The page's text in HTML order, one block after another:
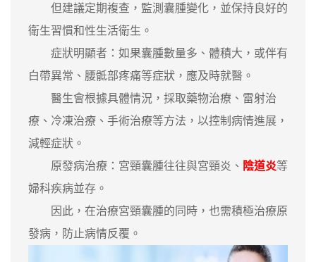
但建議定期複查，監測囊腫變化，並保持良好的
衛生習慣和性生活衛生。
症狀明顯者‌：如果囊腫數量多、體積大，或伴有
白帶異常、腰骶部疼痛等症狀，應及時就醫。
醫生會根據具體情況，採取藥物治療、雷射治
療、冷凍治療、手術治療等方法，以控制病情進展，
減輕症狀。
‌原發病治療‌：宮頸囊腫往往與宮頸炎、 陰道炎等
婦科疾病並存。
因此，在治療宮頸囊腫的同時，也需積極治療原
發病，防止病情反覆。